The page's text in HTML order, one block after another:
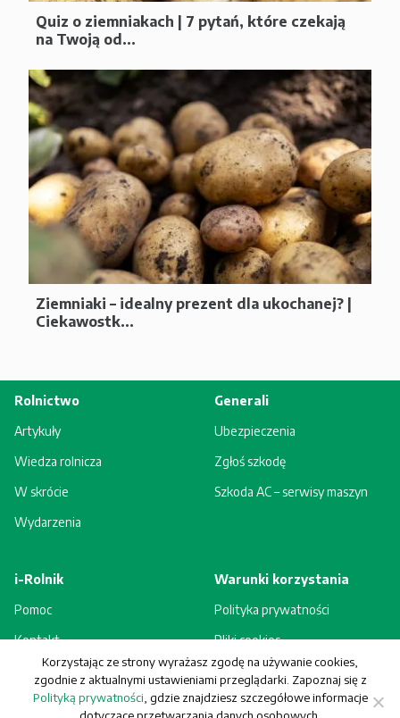
Quiz o ziemniakach | 7 pytań, które czekają
na Twoją od...
Ziemniaki – idealny prezent dla ukochanej? |
Ciekawostk...
Rolnictwo
Artykuły
Wiedza rolnicza
W skrócie
Wydarzenia
Generali
Ubezpieczenia
Zgłoś szkodę
Szkoda AC – serwisy maszyn
i-Rolnik
Pomoc
Kontakt
Rejestracja - korzyści
Warunki korzystania
Polityka prywatności
Pliki cookies
Regulamin
Korzystając ze strony wyrażasz zgodę na używanie cookies,
zgodnie z aktualnymi ustawieniami przeglądarki. Zapoznaj się z
Polityką prywatności , gdzie znajdziesz szczegółowe informacje